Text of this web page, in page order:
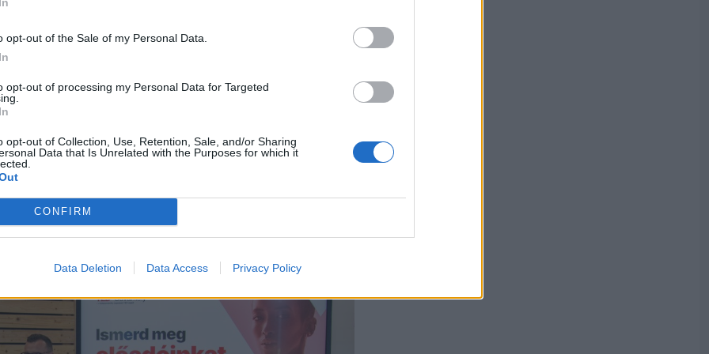
opt-out of the Sale of my Personal Data.
opt-out of processing my Personal Data for Targeted
opt-out of Collection, Use, Retention, Sale, and/or Sharing
Data that Is Unrelated with the Purposes for which it
CONFIRM
Data Deletion Data Access Privacy Policy
izgalmasabbak azok a
készült felvételei,
az egész ország
készített.